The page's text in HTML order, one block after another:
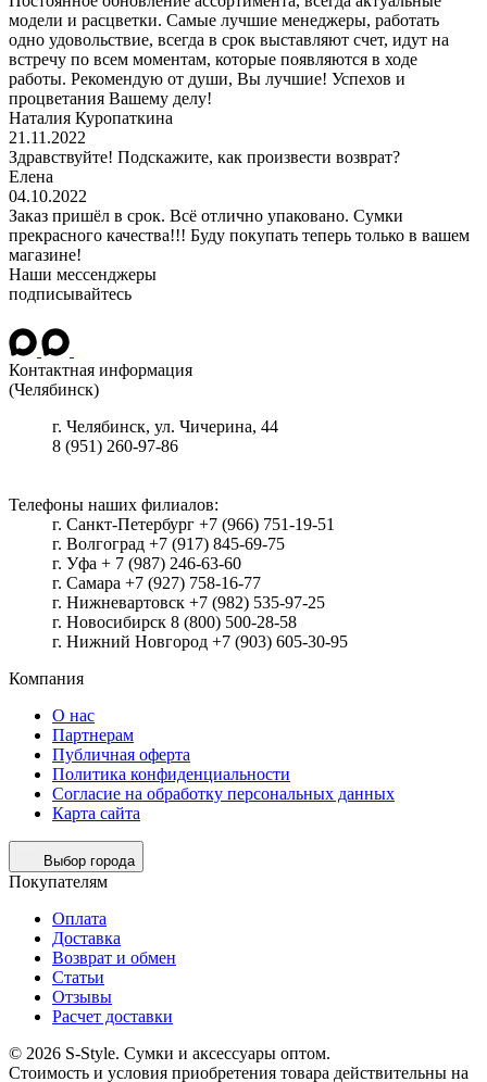
модели и расцветки. Самые лучшие менеджеры, работать
одно удовольствие, всегда в срок выставляют счет, идут на
встречу по всем моментам, которые появляются в ходе
работы. Рекомендую от души, Вы лучшие! Успехов и
процветания Вашему делу!
Наталия Куропаткина
21.11.2022
Здравствуйте! Подскажите, как произвести возврат?
Елена
04.10.2022
Заказ пришёл в срок. Всё отлично упаковано. Сумки
прекрасного качества!!! Буду покупать теперь только в вашем
магазине!
Наши мессенджеры
подписывайтесь
Контактная информация
(Челябинск)
г. Челябинск, ул. Чичерина, 44
8 (951) 260-97-86
Телефоны наших филиалов:
г. Санкт-Петербург +7 (966) 751-19-51
г. Волгоград +7 (917) 845-69-75
г. Уфа + 7 (987) 246-63-60
г. Самара +7 (927) 758-16-77
г. Нижневартовск +7 (982) 535-97-25
г. Новосибирск 8 (800) 500-28-58
г. Нижний Новгород +7 (903) 605-30-95
Компания
О нас
Партнерам
Публичная оферта
Политика конфиденциальности
Согласие на обработку персональных данных
Карта сайта
Выбор города
Покупателям
Оплата
Доставка
Возврат и обмен
Статьи
Отзывы
Расчет доставки
© 2026 S-Style. Сумки и аксессуары оптом.
Cтоимость и условия приобретения товара действительны на